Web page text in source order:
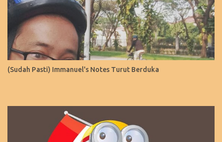
(Sudah Pasti) Immanuel's Notes Turut Berduka